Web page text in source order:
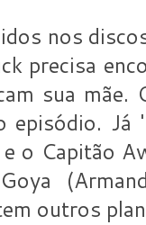
nos
precisa
sua
episódio.
o Capitão
outros